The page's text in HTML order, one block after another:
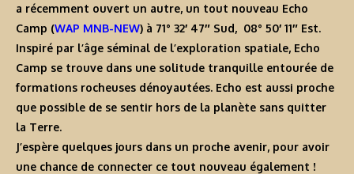
a récemment ouvert un autre, un tout nouveau Echo
Camp (WAP MNB-NEW) à 71° 32′ 47″ Sud, 08° 50′ 11″ Est.
Inspiré par l’âge séminal de l’exploration spatiale, Echo
Camp se trouve dans une solitude tranquille entourée de
formations rocheuses dénoyautées. Echo est aussi proche
que possible de se sentir hors de la planète sans quitter
la Terre.
J’espère quelques jours dans un proche avenir, pour avoir
une chance de connecter ce tout nouveau également !